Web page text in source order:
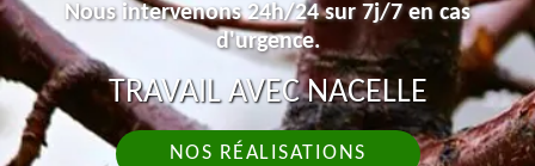
Nous intervenons 24h/24 sur 7j/7 en cas
d'urgence.
TRAVAIL AVEC NACELLE
NOS RÉALISATIONS